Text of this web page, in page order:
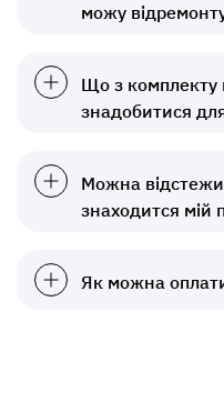
можу
Що з
знадобитися
Можна
знаходится мій
Як можна